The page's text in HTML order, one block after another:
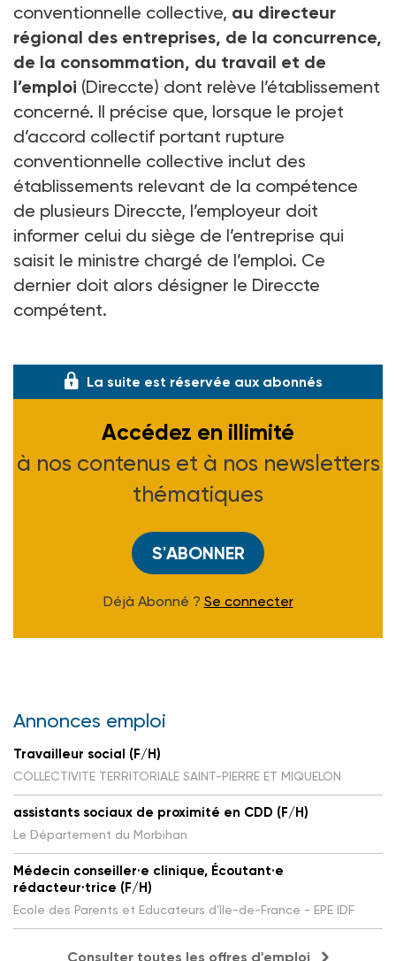
conventionnelle collective, au directeur
régional des entreprises, de la concurrence,
de la consommation, du travail et de
l’emploi (Direccte) dont relève l’établissement
concerné. Il précise que, lorsque le projet
d’accord collectif portant rupture
conventionnelle collective inclut des
établissements relevant de la compétence
de plusieurs Direccte, l’employeur doit
informer celui du siège de l’entreprise qui
saisit le ministre chargé de l’emploi. Ce
dernier doit alors désigner le Direccte
compétent.
La suite est réservée aux abonnés
Accédez en illimité
à nos contenus et à nos newsletters
thématiques
S'ABONNER
Déjà Abonné ? Se connecter
Annonces emploi
Travailleur social (F/H)
COLLECTIVITE TERRITORIALE SAINT-PIERRE ET MIQUELON
assistants sociaux de proximité en CDD (F/H)
Le Département du Morbihan
Médecin conseiller·e clinique, Écoutant·e
rédacteur·trice (F/H)
Ecole des Parents et Educateurs d'Ile-de-France - EPE IDF
Consulter toutes les offres d'emploi